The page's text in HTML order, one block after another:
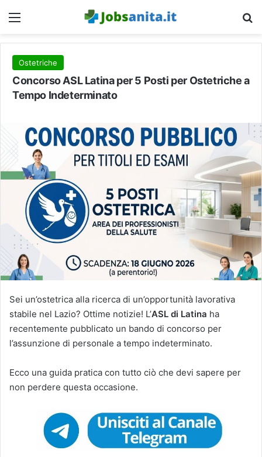
Menu
Ostetriche
Concorso ASL Latina per 5 Posti per Ostetriche a
Tempo Indeterminato
Sei un’ostetrica alla ricerca di un’opportunità lavorativa
stabile nel Lazio? Ottime notizie! L’ASL di Latina ha
recentemente pubblicato un bando di concorso per
l’assunzione di personale a tempo indeterminato.
Ecco una guida pratica con tutto ciò che devi sapere per
non perdere questa occasione.